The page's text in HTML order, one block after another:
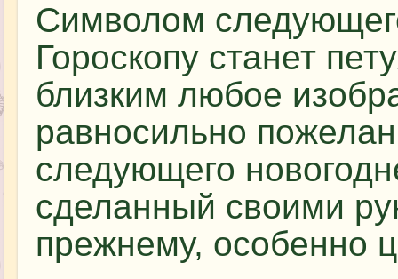
Символом
Гороскопу станет
близким любое
равносильно
следующего
сделанный своими
прежнему, особенно